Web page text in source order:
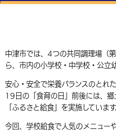
やさし
ふりがな
よみ
言語を
英語（English）
Facebook X (Twitter)
くらしの情報
福祉・介護
入札・契約
子育て・教育
中津市では、4つの共同調理場（
ら、市内の小学校・中学校・公立
安心・安全で栄養バランスのとれ
19日の「食育の日」前後には、
「ふるさと給食」を実施しています
今回、学校給食で人気のメニュー